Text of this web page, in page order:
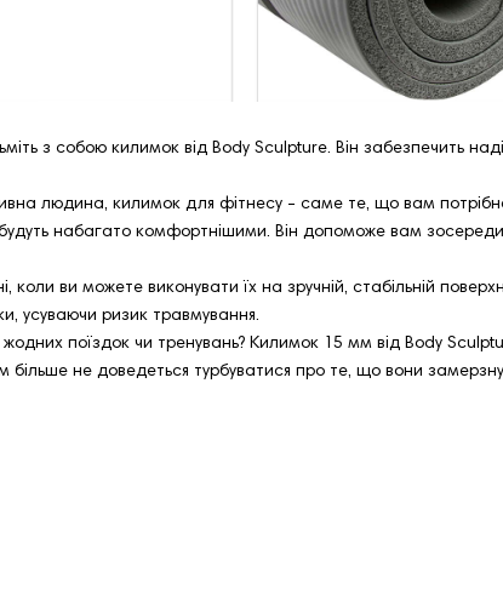
з собою килимок від Body Sculpture. Він забезпечить
людина, килимок для фітнесу - саме те, що вам потрібно.
набагато комфортнішими. Він допоможе вам
коли ви можете виконувати їх на зручній, стабільній
усуваючи ризик травмування.
поїздок чи тренувань? Килимок 15 мм від Body
більше не доведеться турбуватися про те, що вони